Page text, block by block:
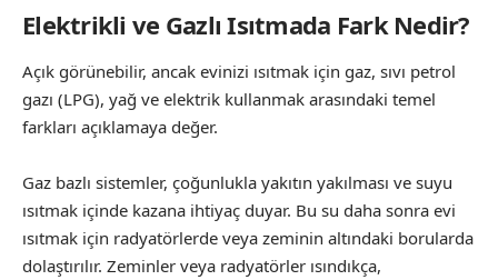
Elektrikli ve Gazlı Isıtmada Fark Nedir?
Açık görünebilir, ancak evinizi ısıtmak için gaz, sıvı petrol
gazı (LPG), yağ ve elektrik kullanmak arasındaki temel
farkları açıklamaya değer.
Gaz bazlı sistemler, çoğunlukla yakıtın yakılması ve suyu
ısıtmak içinde kazana ihtiyaç duyar. Bu su daha sonra evi
ısıtmak için radyatörlerde veya zeminin altındaki borularda
dolaştırılır. Zeminler veya radyatörler ısındıkça,